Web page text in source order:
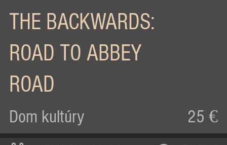
THE BACKWARDS:
ROAD TO ABBEY
ROAD
Dom kultúry 25 €